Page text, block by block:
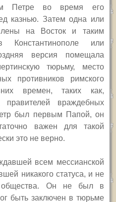
Петре во время его
казнью. Затем одна или
на Восток и таким
Константинополе или
версия помещала
тюрьму, место
противников римского
времен, таких как,
правителей враждебных
был первым Папой, он
важен для такой
это не верно.
всем мессианской
никакого статуса, и не
общества. Он не был в
быть заключен в тюрьме